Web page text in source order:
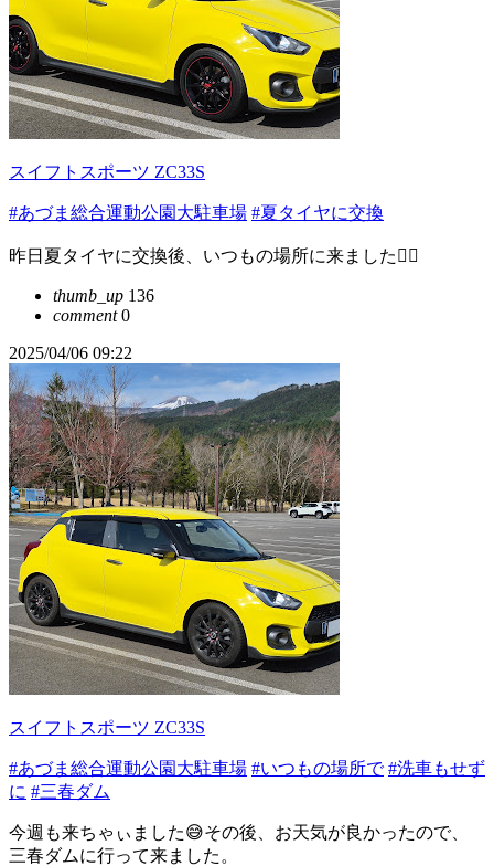
スイフトスポーツ ZC33S
#あづま総合運動公園大駐車場 #夏タイヤに交換
昨日夏タイヤに交換後、いつもの場所に来ました🙋‍♂️
thumb_up 136
comment0
2025/04/06 09:22
スイフトスポーツ ZC33S
#あづま総合運動公園大駐車場 #いつもの場所で #洗車もせず
に #三春ダム
今週も来ちゃぃました😅その後、お天気が良かったので、
三春ダムに行って来ました。